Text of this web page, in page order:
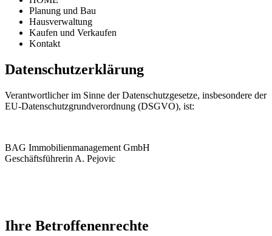
Planung und Bau
Hausverwaltung
Kaufen und Verkaufen
Kontakt
Datenschutzerklärung
Verantwortlicher im Sinne der Datenschutzgesetze, insbesondere der
EU-Datenschutzgrundverordnung (DSGVO), ist:
BAG Immobilienmanagement GmbH
Geschäftsführerin A. Pejovic
Ihre Betroffenenrechte